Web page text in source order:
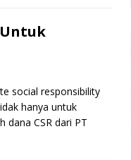
social responsibility
hanya untuk
dana CSR dari PT